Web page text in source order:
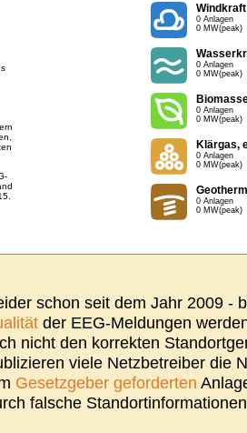
Windkraft
0 Anlagen
0 MW(peak)
0 Anlagen
0 MW(peak)
0 Anlagen
0 MW(peak)
Klärgas,
0 Anlagen
0 MW(peak)
0 Anlagen
0 MW(peak)
schon seit dem Jahr 2009 -
der EEG-Meldungen
nicht den korrekten
viele Netzbetreiber die
Gesetzgeber geforderten
falsche